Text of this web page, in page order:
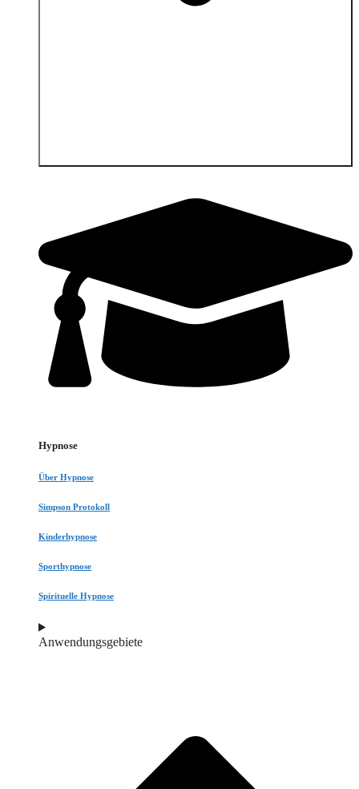
Hypnose
Über Hypnose
Simpson Protokoll
Kinderhypnose
Sporthypnose
Spirituelle Hypnose
Anwendungsgebiete